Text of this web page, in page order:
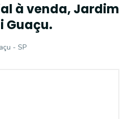
à venda, Jardim
Guaçu.
- SP